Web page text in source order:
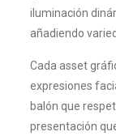
iluminación
añadiendo
Cada asset
expresiones
balón que
presentación